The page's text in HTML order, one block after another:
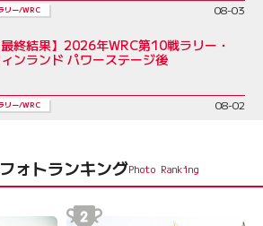
リー/WRC 08-03
最終結果】2026年WRC第10戦ラリー・
ンランド パワーステージ後
リー/WRC 08-02
ォトランキング